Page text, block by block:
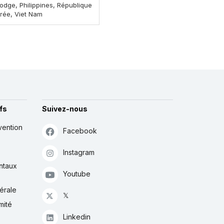
Philippines, République
Viet Nam
Suivez-nous
Facebook
Instagram
Youtube
𝕏
Linkedin